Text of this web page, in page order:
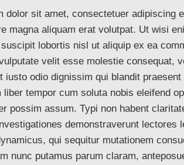
dolor sit amet, consectetuer adipiscing
magna aliquam erat volutpat. Ut wisi
lobortis nisl ut aliquip ex ea
velit esse molestie consequat,
iusto odio dignissim qui blandit
tempor cum soluta nobis eleifend
possim assum. Typi non habent
demonstraverunt lectores
qui sequitur mutationem
nunc putamus parum claram,